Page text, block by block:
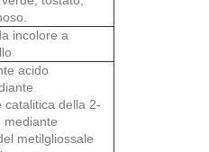
incolore a
acido
catalitica della 2-
mediante
metilgliossale